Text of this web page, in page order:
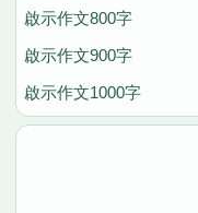
啟示作文800字
啟示作文900字
啟示作文1000字